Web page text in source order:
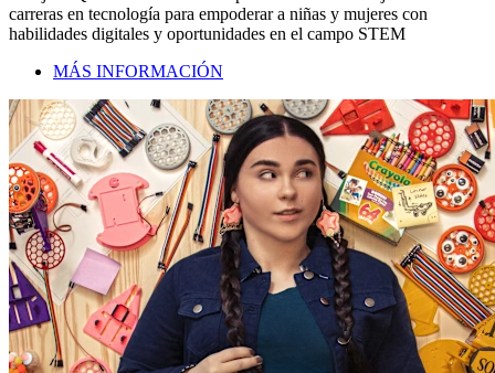
carreras en tecnología para empoderar a niñas y mujeres con
habilidades digitales y oportunidades en el campo STEM
MÁS INFORMACIÓN